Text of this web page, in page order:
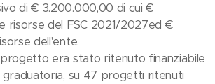
di € 3.200.000,00 di cui €
risorse del FSC 2021/2027ed €
dell'ente.
progetto era stato ritenuto finanziabile
graduatoria, su 47 progetti ritenuti